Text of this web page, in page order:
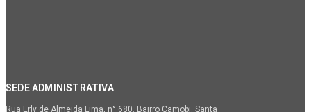
SEDE ADMINISTRATIVA
Rua Erly de Almeida Lima, n° 680. Bairro Camobi. Santa